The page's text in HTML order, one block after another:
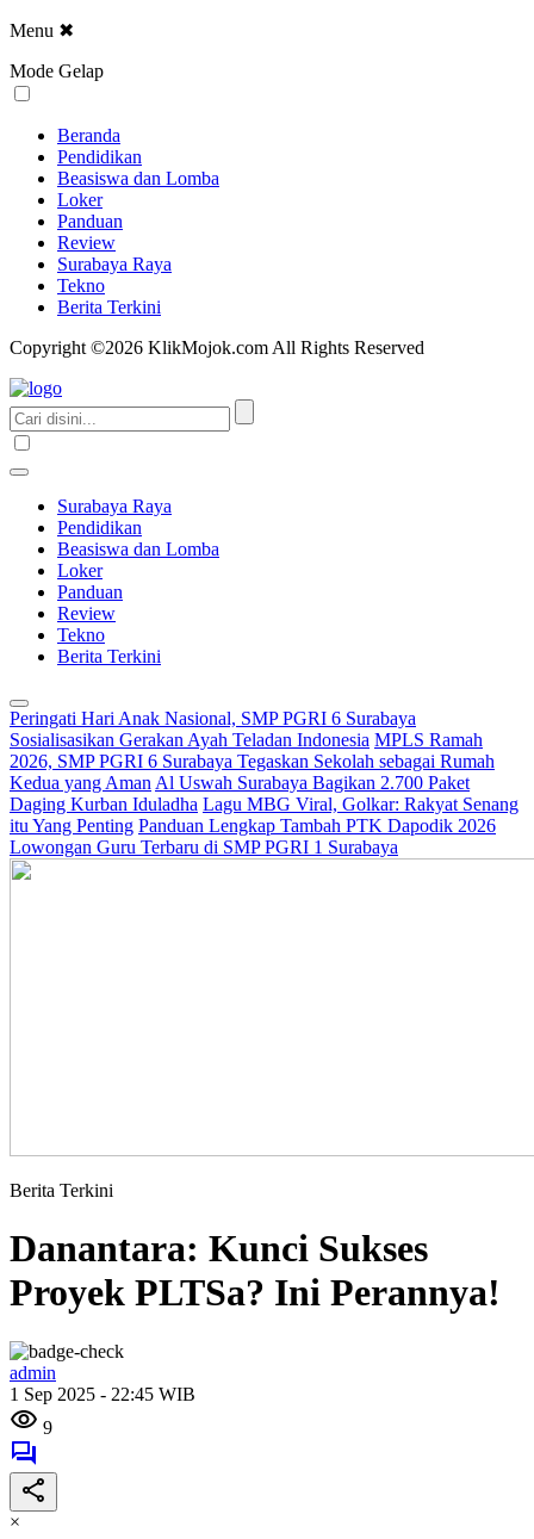
Menu ✖
Mode Gelap
Beranda
Pendidikan
Beasiswa dan Lomba
Loker
Panduan
Review
Surabaya Raya
Tekno
Berita Terkini
Copyright ©2026 KlikMojok.com All Rights Reserved
Surabaya Raya
Pendidikan
Beasiswa dan Lomba
Loker
Panduan
Review
Tekno
Berita Terkini
Peringati Hari Anak Nasional, SMP PGRI 6 Surabaya
Sosialisasikan Gerakan Ayah Teladan Indonesia MPLS Ramah
2026, SMP PGRI 6 Surabaya Tegaskan Sekolah sebagai Rumah
Kedua yang Aman Al Uswah Surabaya Bagikan 2.700 Paket
Daging Kurban Iduladha Lagu MBG Viral, Golkar: Rakyat Senang
itu Yang Penting Panduan Lengkap Tambah PTK Dapodik 2026
Lowongan Guru Terbaru di SMP PGRI 1 Surabaya
Berita Terkini
Danantara: Kunci Sukses
Proyek PLTSa? Ini Perannya!
admin
1 Sep 2025 - 22:45 WIB
9
×